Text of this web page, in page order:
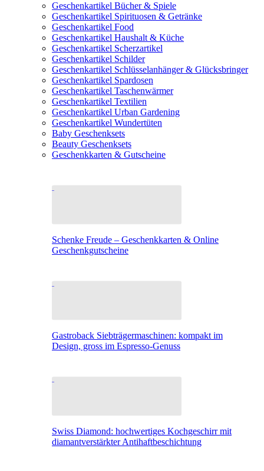
Geschenkartikel Bücher & Spiele
Geschenkartikel Spirituosen & Getränke
Geschenkartikel Food
Geschenkartikel Haushalt & Küche
Geschenkartikel Scherzartikel
Geschenkartikel Schilder
Geschenkartikel Schlüsselanhänger & Glücksbringer
Geschenkartikel Spardosen
Geschenkartikel Taschenwärmer
Geschenkartikel Textilien
Geschenkartikel Urban Gardening
Geschenkartikel Wundertüten
Baby Geschenksets
Beauty Geschenksets
Geschenkkarten & Gutscheine
Schenke Freude – Geschenkkarten & Online
Geschenkgutscheine
Gastroback Siebträgermaschinen: kompakt im
Design, gross im Espresso-Genuss
Swiss Diamond: hochwertiges Kochgeschirr mit
diamantverstärkter Antihaftbeschichtung